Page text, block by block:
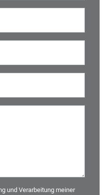
und Verarbeitung meiner